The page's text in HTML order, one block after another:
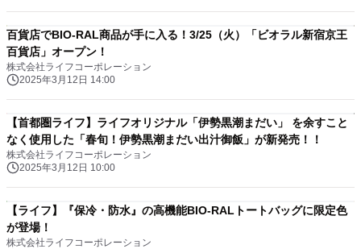
百貨店でBIO-RAL商品が手に入る！3/25（火）「ビオラル新宿京王
百貨店」オープン！
株式会社ライフコーポレーション
2025年3月12日 14:00
【首都圏ライフ】ライフオリジナル「伊勢黒潮まだい」 を余すこと
なく使用した「春旬！伊勢黒潮まだい出汁御飯」が新発売！！
株式会社ライフコーポレーション
2025年3月12日 10:00
【ライフ】『保冷・防水』の高機能BIO-RALトートバッグに限定色
が登場！
株式会社ライフコーポレーション